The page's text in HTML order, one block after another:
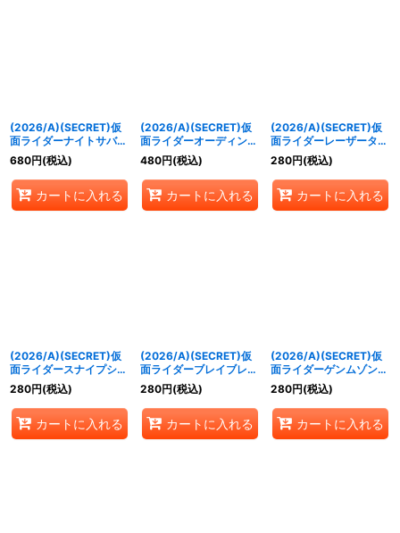
(2026/A)(SECRET)仮
面ライダーナイトサバイ
ブ【R-SEC】
{26RCB01-037}《白》
680円(税込)
カートに入れる
(2026/A)(SECRET)仮
面ライダーオーディン
【M-SEC】{26RCB01-
038}《白》
480円(税込)
カートに入れる
(2026/A)(SECRET)仮
面ライダーレーザーター
ボバイクゲーマーレベル
0【R-SEC】
{26RCB01-050}《青》
280円(税込)
カートに入れる
(2026/A)(SECRET)仮
面ライダースナイプシミ
ュレーションゲーマーレ
ベル50【R-SEC】
{26RCB01-051}《青》
280円(税込)
カートに入れる
(2026/A)(SECRET)仮
面ライダーブレイブレガ
シーゲーマーレベル
100【M-SEC】
{26RCB01-053}《青》
280円(税込)
カートに入れる
(2026/A)(SECRET)仮
面ライダーゲンムゾンビ
アクションゲーマーレベ
ルX-0【M-SEC】
{26RCB01-054}《青》
280円(税込)
カートに入れる